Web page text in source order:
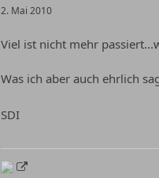
2. Mai 2010
Viel ist nicht mehr
Was ich aber auch ehrlich
SDI